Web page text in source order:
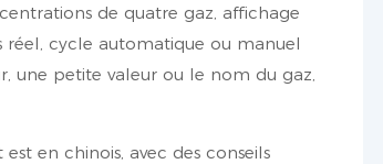
de quatre gaz, affichage
cycle automatique ou manuel
une petite valeur ou le nom du gaz,
en chinois, avec des conseils